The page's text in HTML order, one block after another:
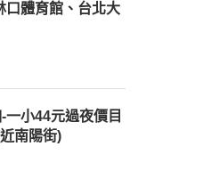
口體育館、台北大
一小44元過夜價目
南陽街)